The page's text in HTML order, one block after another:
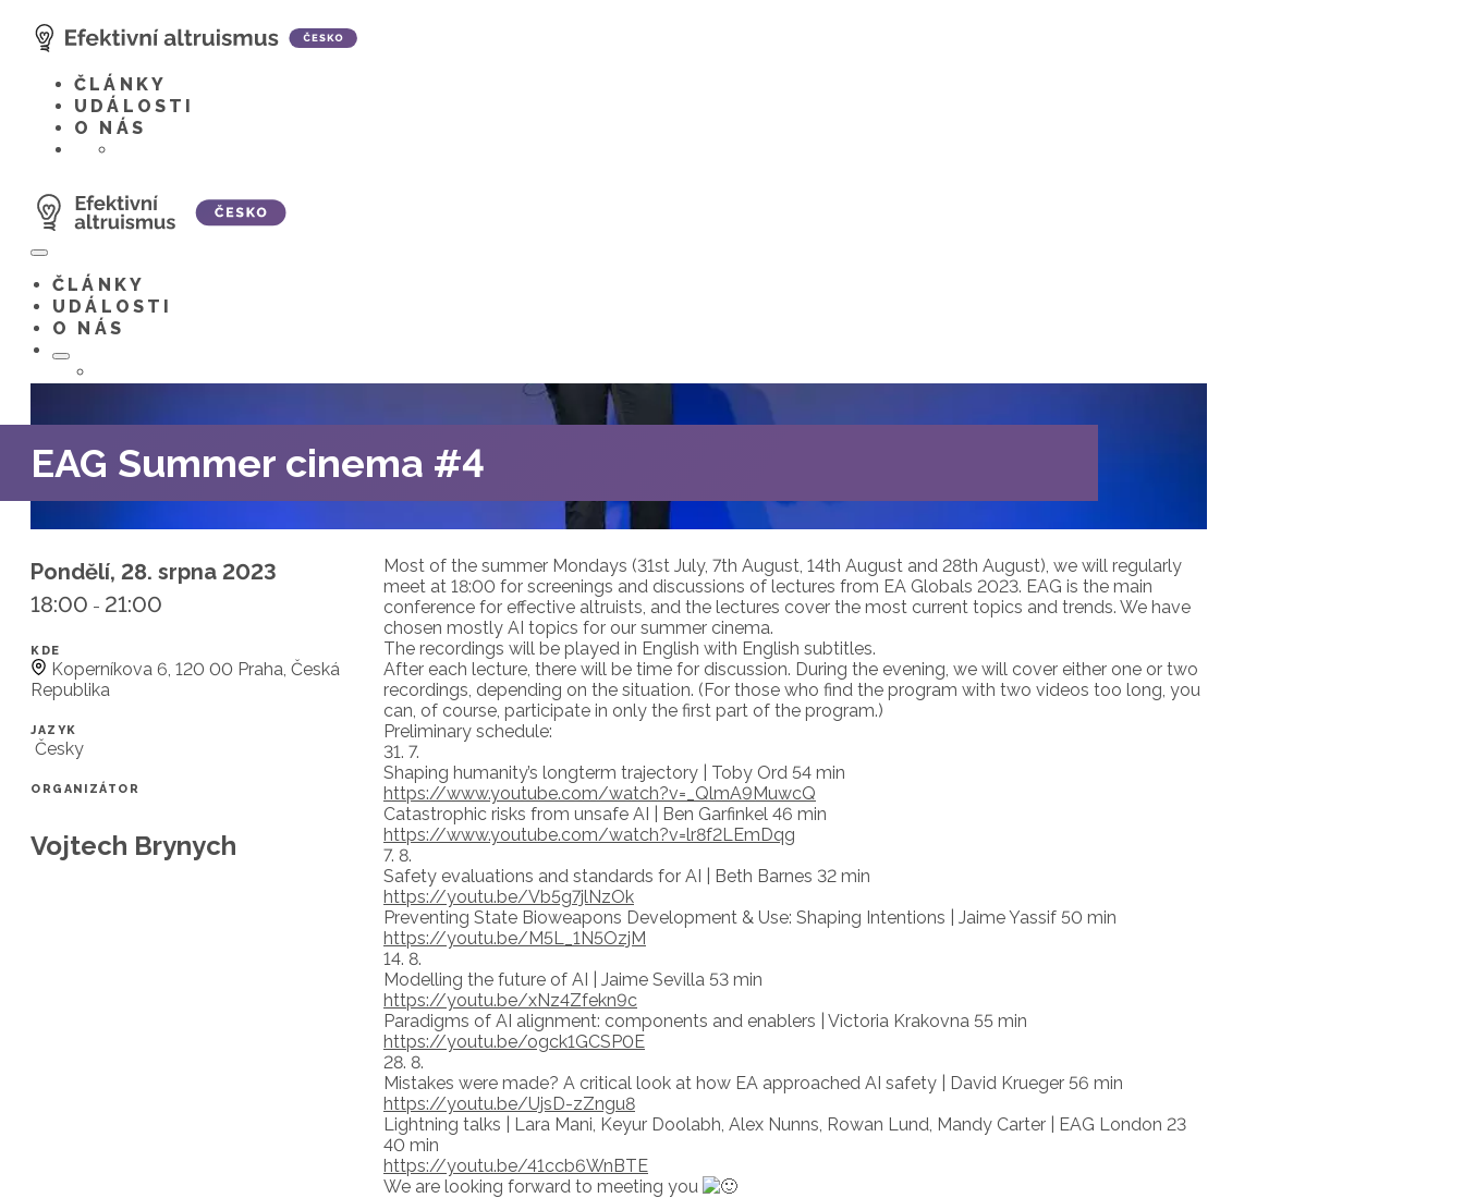
content
ČLÁNKY
UDÁLOSTI
O NÁS
Menu
Toggle
ČLÁNKY
UDÁLOSTI
O NÁS
Menu
Toggle
EAG Summer cinema #4
Pondělí, 28. srpna 2023
18:00 - 21:00
KDE
Koperníkova 6, 120 00 Praha, Česká
Republika
JAZYK
Česky
ORGANIZÁTOR
Vojtech Brynych
Most of the summer Mondays (31st July, 7th August, 14th August and 28th August), we will regularly
meet at 18:00 for screenings and discussions of lectures from EA Globals 2023. EAG is the main
conference for effective altruists, and the lectures cover the most current topics and trends. We have
chosen mostly AI topics for our summer cinema.
The recordings will be played in English with English subtitles.
After each lecture, there will be time for discussion. During the evening, we will cover either one or two
recordings, depending on the situation. (For those who find the program with two videos too long, you
can, of course, participate in only the first part of the program.)
Preliminary schedule:
31. 7.
Shaping humanity’s longterm trajectory | Toby Ord 54 min
https://www.youtube.com/watch?v=_QlmA9MuwcQ
Catastrophic risks from unsafe AI | Ben Garfinkel 46 min
https://www.youtube.com/watch?v=lr8f2LEmDqg
7. 8.
Safety evaluations and standards for AI | Beth Barnes 32 min
https://youtu.be/Vb5g7jlNzOk
Preventing State Bioweapons Development & Use: Shaping Intentions | Jaime Yassif 50 min
https://youtu.be/M5L_1N5OzjM
14. 8.
Modelling the future of AI | Jaime Sevilla 53 min
https://youtu.be/xNz4Zfekn9c
Paradigms of AI alignment: components and enablers | Victoria Krakovna 55 min
https://youtu.be/ogck1GCSP0E
28. 8.
Mistakes were made? A critical look at how EA approached AI safety | David Krueger 56 min
https://youtu.be/UjsD-zZngu8
Lightning talks | Lara Mani, Keyur Doolabh, Alex Nunns, Rowan Lund, Mandy Carter | EAG London 23
40 min
https://youtu.be/41ccb6WnBTE
We are looking forward to meeting you